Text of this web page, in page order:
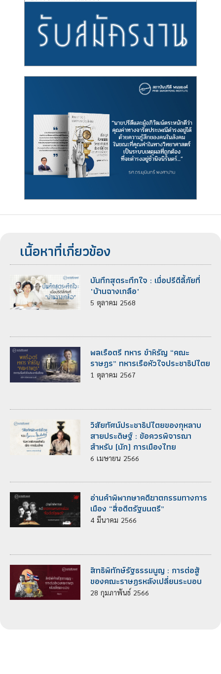
เนื้อหาที่เกี่ยวข้อง
บันทึกสุดระทึกใจ : เมื่อปรีดีลี้ภัยที่
"บ้านฉางเกลือ"
5 ตุลาคม 2568
พลเรือตรี ทหาร ขำหิรัญ “คณะ
ราษฎร” ทหารเรือหัวใจประชาธิปไตย
1 ตุลาคม 2567
วิสัยทัศน์ประชาธิปไตยของกุหลาบ
สายประดิษฐ์ : ข้อควรพิจารณา
สำหรับ (นัก) การเมืองไทย
6 เมษายน 2566
อ่านคำพิพากษาคดีฆาตกรรมทางการ
เมือง “สี่อดีตรัฐมนตรี”
4 มีนาคม 2566
สิทธิพิทักษ์รัฐธรรมนูญ : การต่อสู้
ของคณะราษฎรหลังเปลี่ยนระบอบ
28 กุมภาพันธ์ 2566